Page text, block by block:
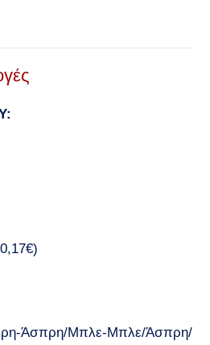
Άσπρη/Μπλε-Μπλε/Άσπρη/